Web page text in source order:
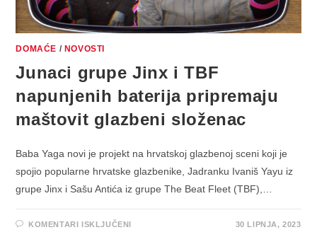
DOMAĆE / NOVOSTI
Junaci grupe Jinx i TBF
napunjenih baterija pripremaju
maštovit glazbeni složenac
Baba Yaga novi je projekt na hrvatskoj glazbenoj sceni koji je
spojio popularne hrvatske glazbenike, Jadranku Ivaniš Yayu iz
grupe Jinx i Sašu Antića iz grupe The Beat Fleet (TBF),…
KOMENTARI ISKLJUČENI 30 LIPNJA, 2023